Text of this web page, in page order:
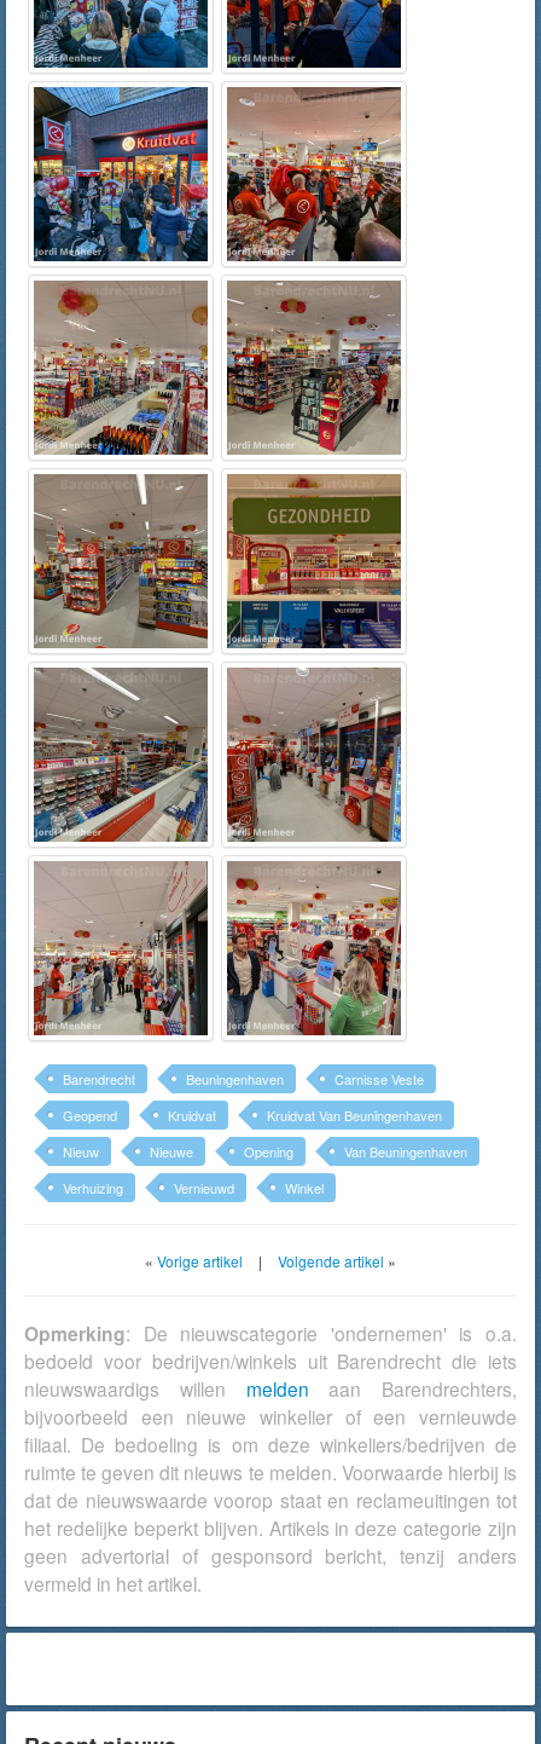
Barendrecht Beuningenhaven
Carnisse Veste
Geopend
Kruidvat
Kruidvat Van Beuningenhaven
Nieuw
Nieuwe Opening
Van Beuningenhaven
Verhuizing
Vernieuwd Winkel
« Vorige artikel | Volgende artikel »
Opmerking: De nieuwscategorie 'ondernemen' is o.a.
bedoeld voor bedrijven/winkels uit Barendrecht die iets
nieuwswaardigs willen melden aan Barendrechters,
bijvoorbeeld een nieuwe winkelier of een vernieuwde
filiaal. De bedoeling is om deze winkeliers/bedrijven de
ruimte te geven dit nieuws te melden. Voorwaarde hierbij is
dat de nieuwswaarde voorop staat en reclameuitingen tot
het redelijke beperkt blijven. Artikels in deze categorie zijn
geen advertorial of gesponsord bericht, tenzij anders
vermeld in het artikel.